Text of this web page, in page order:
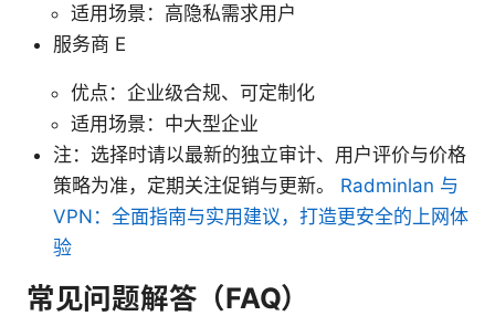
适用场景：高隐私需求用户
服务商 E
优点：企业级合规、可定制化
适用场景：中大型企业
注：选择时请以最新的独立审计、用户评价与价格
策略为准，定期关注促销与更新。 Radminlan 与
VPN：全面指南与实用建议，打造更安全的上网体
验
常见问题解答（FAQ）